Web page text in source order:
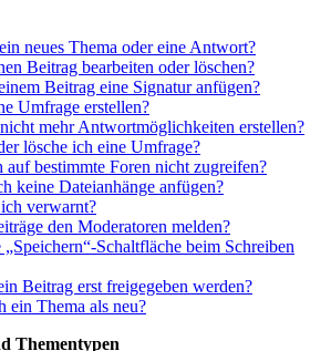
neues Thema oder eine Antwort?
Beitrag bearbeiten oder löschen?
Beitrag eine Signatur anfügen?
Umfrage erstellen?
mehr Antwortmöglichkeiten erstellen?
lösche ich eine Umfrage?
auf bestimmte Foren nicht zugreifen?
keine Dateianhänge anfügen?
verwarnt?
den Moderatoren melden?
Schaltfläche beim Schreiben
Beitrag erst freigegeben werden?
ein Thema als neu?
Thementypen